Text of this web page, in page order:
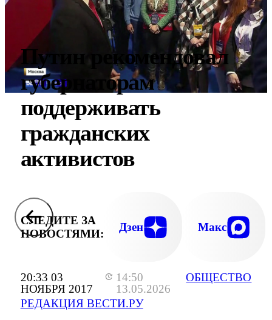
20:33 03
НОЯБРЯ 2017
14:50
13.05.2026
РЕДАКЦИЯ ВЕСТИ.РУ
ОБЩЕСТВО
Путин рекомендовал
губернаторам
поддерживать
гражданских
активистов
СЛЕДИТЕ ЗА
НОВОСТЯМИ:
Дзен Макс